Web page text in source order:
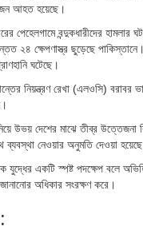
জন আহত হয়েছে।
পেহেলগামে বন্দুকধারীদের হামলার
২৪ ক্ষেপণাস্ত্র ছুড়েছে
ঘটেছে।
নিয়ন্ত্রণ রেখা (এলওসি)
নিয়ে উভয় দেশের মাঝে তীব্র
ব্যবস্থা নেওয়ার অনুমতি দেওয়া
যুদ্ধের একটি স্পষ্ট পদক্ষেপ বলে
অধিকার সংরক্ষণ করে।